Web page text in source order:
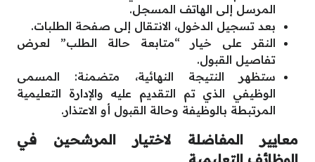
المرسل إلى الهاتف المسجل.
بعد تسجيل الدخول، الانتقال إلى صفحة الطلبات.
النقر على خيار “متابعة حالة الطلب” لعرض
تفاصيل القبول.
ستظهر النتيجة النهائية، متضمنة: المسمى
الوظيفي الذي تم التقديم عليه والإدارة التعليمية
المرتبطة بالوظيفة وحالة القبول أو الاعتذار.
معايير المفاضلة لاختيار المرشحين في